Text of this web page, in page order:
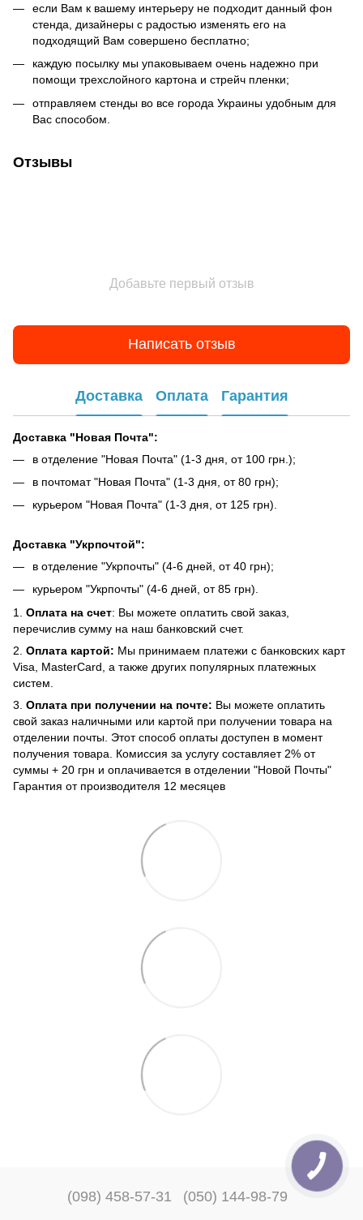
если Вам к вашему интерьеру не подходит данный фон
стенда, дизайнеры с радостью изменять его на
подходящий Вам совершено бесплатно;
каждую посылку мы упаковываем очень надежно при
помощи трехслойного картона и стрейч пленки;
отправляем стенды во все города Украины удобным для
Вас способом.
Отзывы
Добавьте первый отзыв
Написать отзыв
Доставка Оплата Гарантия
Доставка "Новая Почта":
в отделение "Новая Почта" (1-3 дня, от 100 грн.);
в почтомат "Новая Почта" (1-3 дня, от 80 грн);
курьером "Новая Почта" (1-3 дня, от 125 грн).
Доставка "Укрпочтой":
в отделение "Укрпочты" (4-6 дней, от 40 грн);
курьером "Укрпочты" (4-6 дней, от 85 грн).
1. Оплата на счет: Вы можете оплатить свой заказ,
перечислив сумму на наш банковский счет.
2. Оплата картой: Мы принимаем платежи с банковских карт
Visa, MasterCard, а также других популярных платежных
систем.
3. Оплата при получении на почте: Вы можете оплатить
свой заказ наличными или картой при получении товара на
отделении почты. Этот способ оплаты доступен в момент
получения товара. Комиссия за услугу составляет 2% от
суммы + 20 грн и оплачивается в отделении "Новой Почты"
Гарантия от производителя 12 месяцев
(098) 458-57-31 (050) 144-98-79